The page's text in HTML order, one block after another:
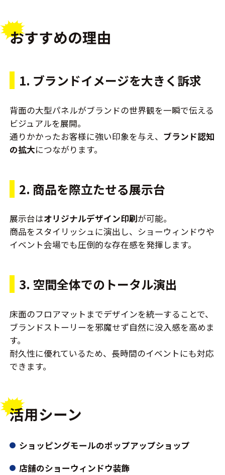
おすすめの理由
1. ブランドイメージを大きく訴求
背面の大型パネルがブランドの世界観を一瞬で伝える
ビジュアルを展開。
通りかかったお客様に強い印象を与え、 ブランド認知
の拡大につながります。
2. 商品を際立たせる展示台
展示台はオリジナルデザイン印刷が可能。
商品をスタイリッシュに演出し、ショーウィンドウや
イベント会場でも圧倒的な存在感を発揮します。
3. 空間全体でのトータル演出
床面のフロアマットまでデザインを統一することで、
ブランドストーリーを邪魔せず自然に没入感を高めま
す。
耐久性に優れているため、長時間のイベントにも対応
できます。
活用シーン
ショッピングモールのポップアップショップ
店舗のショーウィンドウ装飾